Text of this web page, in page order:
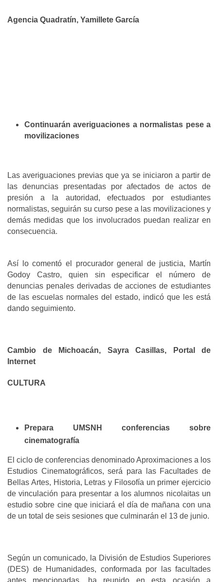
Agencia Quadratín, Yamillete García
Continuarán averiguaciones a normalistas pese a
movilizaciones
Las averiguaciones previas que ya se iniciaron a partir de
las denuncias presentadas por afectados de actos de
presión a la autoridad, efectuados por estudiantes
normalistas, seguirán su curso pese a las movilizaciones y
demás medidas que los involucrados puedan realizar en
consecuencia.
Así lo comentó el procurador general de justicia, Martín
Godoy Castro, quien sin especificar el número de
denuncias penales derivadas de acciones de estudiantes
de las escuelas normales del estado, indicó que les está
dando seguimiento.
Cambio de Michoacán, Sayra Casillas, Portal de
Internet
CULTURA
Prepara UMSNH conferencias sobre
cinematografía
El ciclo de conferencias denominado Aproximaciones a los
Estudios Cinematográficos, será para las Facultades de
Bellas Artes, Historia, Letras y Filosofía un primer ejercicio
de vinculación para presentar a los alumnos nicolaitas un
estudio sobre cine que iniciará el día de mañana con una
de un total de seis sesiones que culminarán el 13 de junio.
Según un comunicado, la División de Estudios Superiores
(DES) de Humanidades, conformada por las facultades
antes mencionadas, ha reunido en esta ocasión a